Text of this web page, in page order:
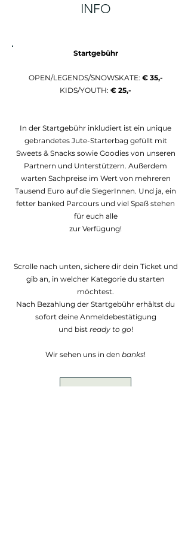
INFO
Startgebühr
OPEN/LEGENDS/SNOWSKATE: € 35,-
KIDS/YOUTH: € 25,-
In der Startgebühr inkludiert ist ein unique
gebrandetes Jute-Starterbag gefüllt mit
Sweets & Snacks sowie Goodies von unseren
Partnern und Unterstützern. Außerdem
warten Sachpreise im Wert von mehreren
Tausend Euro auf die SiegerInnen. Und ja, ein
fetter banked Parcours und viel Spaß stehen
für euch alle
zur Verfügung!
Scrolle nach unten, sichere dir dein Ticket und
gib an, in welcher Kategorie du starten
möchtest.
Nach Bezahlung der Startgebühr erhältst du
sofort deine Anmeldebestätigung
und bist ready to go!
Wir sehen uns in den banks!